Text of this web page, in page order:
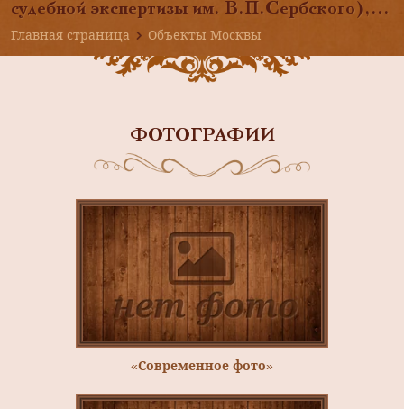
судебной экспертизы им. В.П.Сербского),...
Главная страница
Объекты Москвы
ФОТОГРАФИИ
«Современное фото»